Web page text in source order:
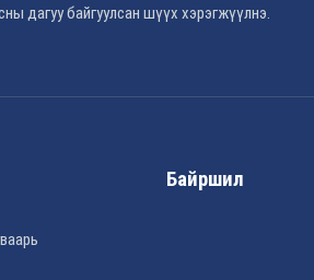
дагуу байгуулсан шүүх хэрэгжүүлнэ.
Байршил